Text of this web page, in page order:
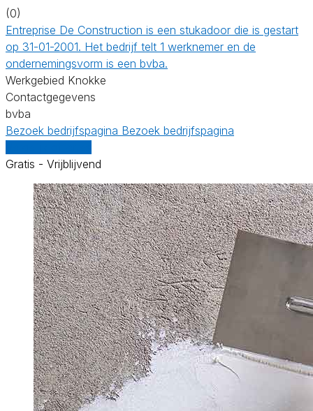
(0)
Entreprise De Construction is een stukadoor die is gestart
op 31-01-2001. Het bedrijf telt 1 werknemer en de
ondernemingsvorm is een bvba.
Werkgebied Knokke
Contactgegevens
bvba
Bezoek bedrijfspagina Bezoek bedrijfspagina
Gratis - Vrijblijvend